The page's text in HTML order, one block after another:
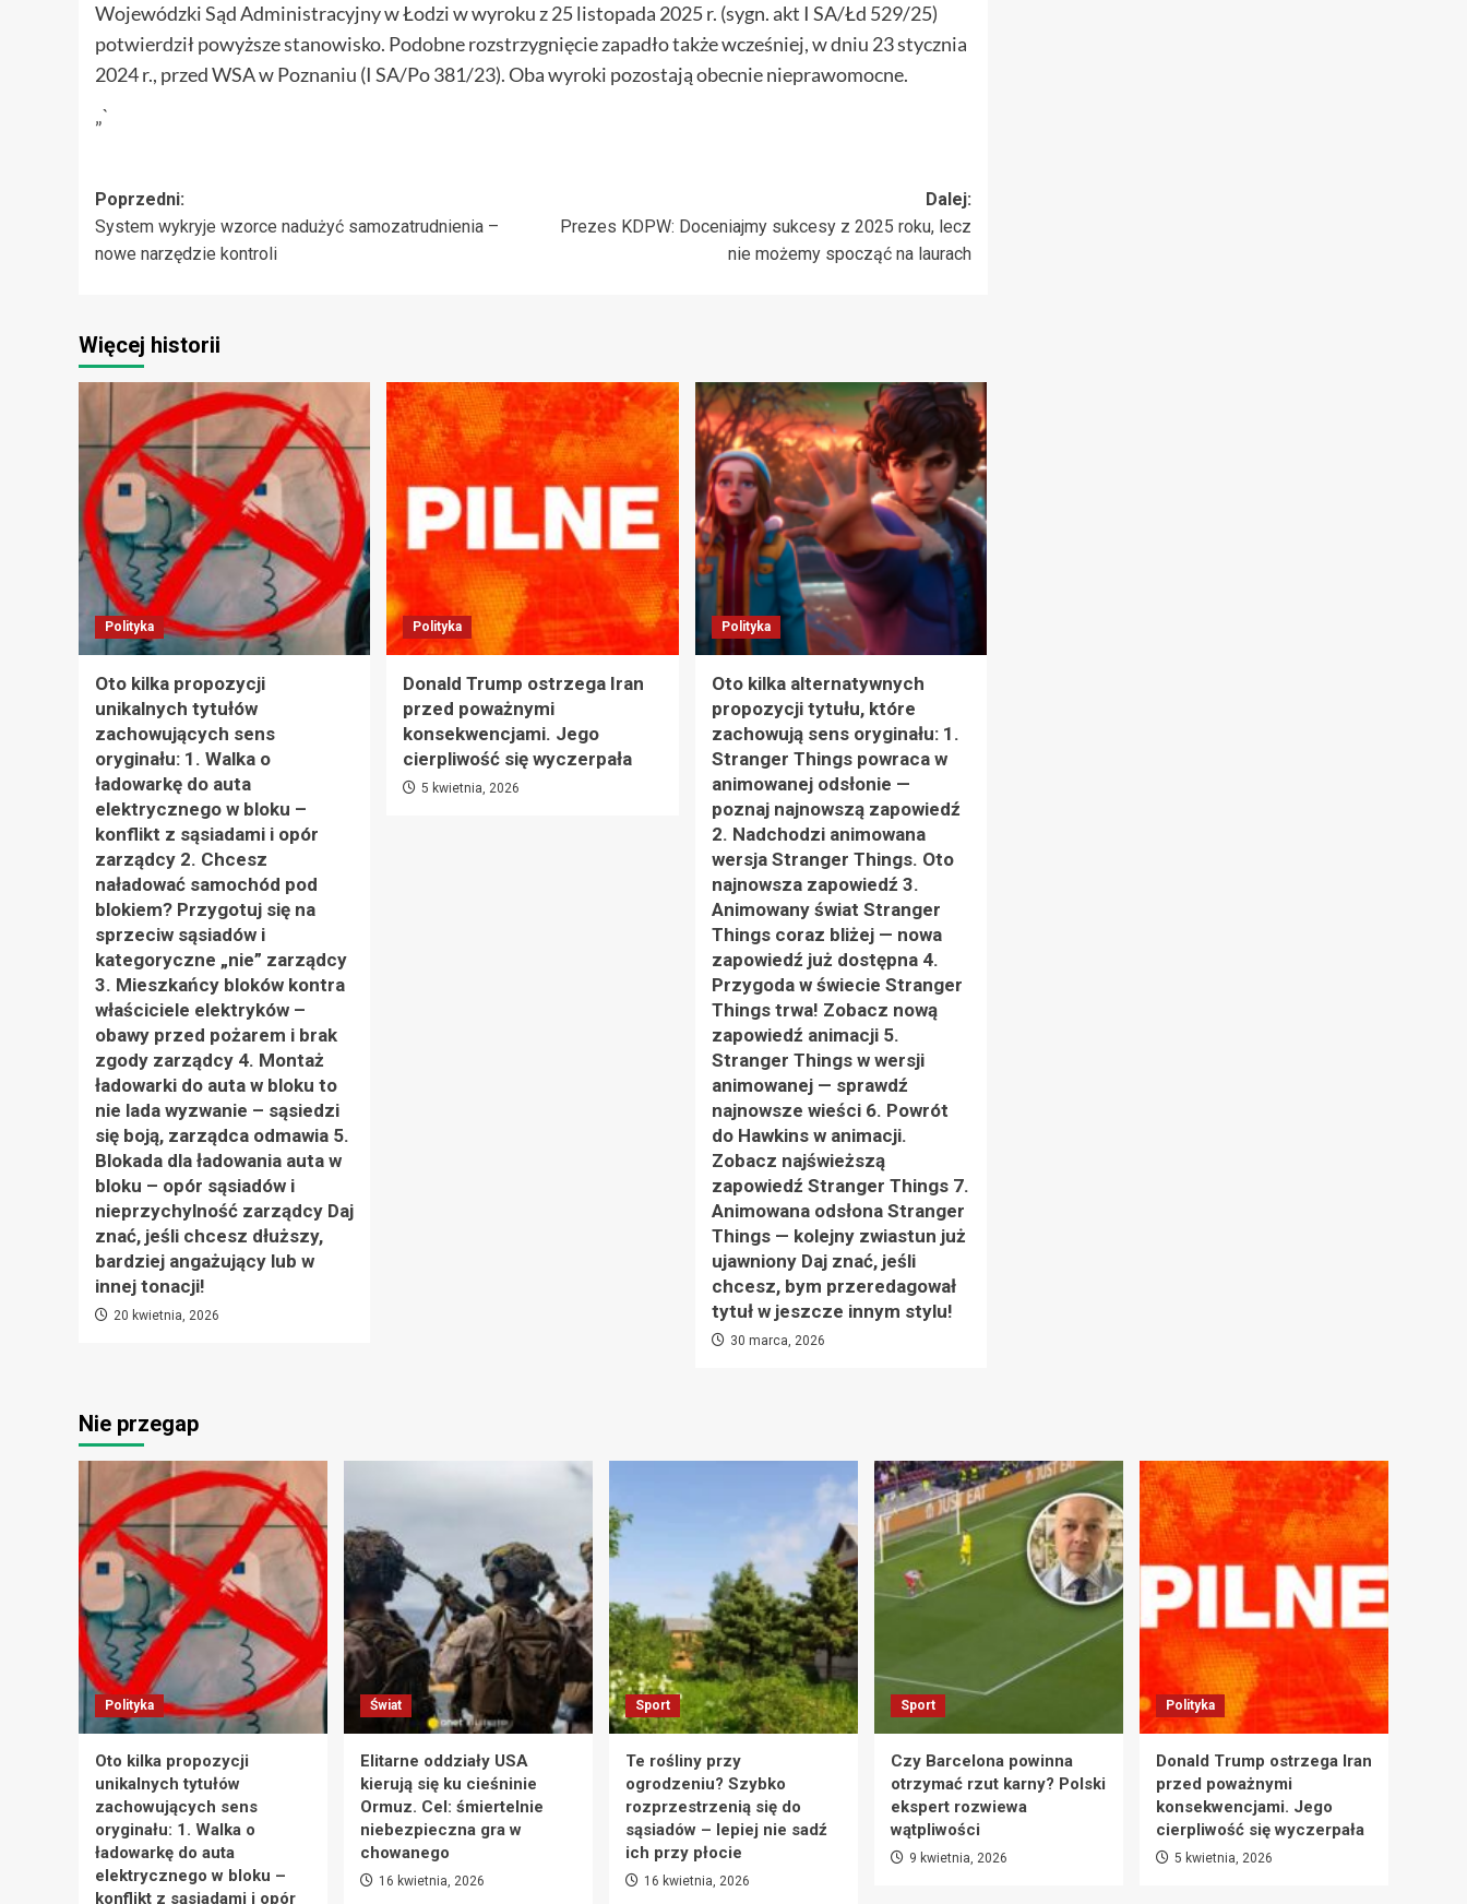
Wojewódzki Sąd Administracyjny w Łodzi w wyroku z 25 listopada 2025 r. (sygn. akt I SA/Łd 529/25)
potwierdził powyższe stanowisko. Podobne rozstrzygnięcie zapadło także wcześniej, w dniu 23 stycznia
2024 r., przed WSA w Poznaniu (I SA/Po 381/23). Oba wyroki pozostają obecnie nieprawomocne.
„`
Zobacz
wpisy
Poprzedni:
System wykryje wzorce nadużyć samozatrudnienia –
nowe narzędzie kontroli
Dalej:
Prezes KDPW: Doceniajmy sukcesy z 2025 roku, lecz
nie możemy spocząć na laurach
Więcej historii
Polityka
Oto kilka propozycji
unikalnych tytułów
zachowujących sens
oryginału: 1. Walka o
ładowarkę do auta
elektrycznego w bloku –
konflikt z sąsiadami i opór
zarządcy 2. Chcesz
naładować samochód pod
blokiem? Przygotuj się na
sprzeciw sąsiadów i
kategoryczne „nie” zarządcy
3. Mieszkańcy bloków kontra
właściciele elektryków –
obawy przed pożarem i brak
zgody zarządcy 4. Montaż
ładowarki do auta w bloku to
nie lada wyzwanie – sąsiedzi
się boją, zarządca odmawia 5.
Blokada dla ładowania auta w
bloku – opór sąsiadów i
nieprzychylność zarządcy Daj
znać, jeśli chcesz dłuższy,
bardziej angażujący lub w
innej tonacji!
20 kwietnia, 2026
Polityka
Donald Trump ostrzega Iran
przed poważnymi
konsekwencjami. Jego
cierpliwość się wyczerpała
5 kwietnia, 2026
Polityka
Oto kilka alternatywnych
propozycji tytułu, które
zachowują sens oryginału: 1.
Stranger Things powraca w
animowanej odsłonie —
poznaj najnowszą zapowiedź
2. Nadchodzi animowana
wersja Stranger Things. Oto
najnowsza zapowiedź 3.
Animowany świat Stranger
Things coraz bliżej — nowa
zapowiedź już dostępna 4.
Przygoda w świecie Stranger
Things trwa! Zobacz nową
zapowiedź animacji 5.
Stranger Things w wersji
animowanej — sprawdź
najnowsze wieści 6. Powrót
do Hawkins w animacji.
Zobacz najświeższą
zapowiedź Stranger Things 7.
Animowana odsłona Stranger
Things — kolejny zwiastun już
ujawniony Daj znać, jeśli
chcesz, bym przeredagował
tytuł w jeszcze innym stylu!
30 marca, 2026
Nie przegap
Polityka
Oto kilka propozycji
unikalnych tytułów
zachowujących sens
oryginału: 1. Walka o
ładowarkę do auta
elektrycznego w bloku –
konflikt z sąsiadami i opór
Świat
Elitarne oddziały USA
kierują się ku cieśninie
Ormuz. Cel: śmiertelnie
niebezpieczna gra w
chowanego
16 kwietnia, 2026
Sport
Te rośliny przy
ogrodzeniu? Szybko
rozprzestrzenią się do
sąsiadów – lepiej nie sadź
ich przy płocie
16 kwietnia, 2026
Sport
Czy Barcelona powinna
otrzymać rzut karny? Polski
ekspert rozwiewa
wątpliwości
9 kwietnia, 2026
Polityka
Donald Trump ostrzega Iran
przed poważnymi
konsekwencjami. Jego
cierpliwość się wyczerpała
5 kwietnia, 2026